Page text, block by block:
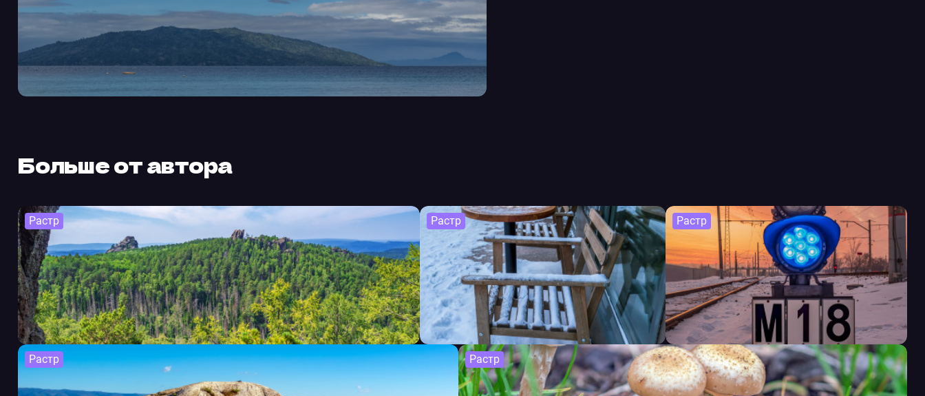
Больше от автора
Растр Растр Растр
Растр Растр